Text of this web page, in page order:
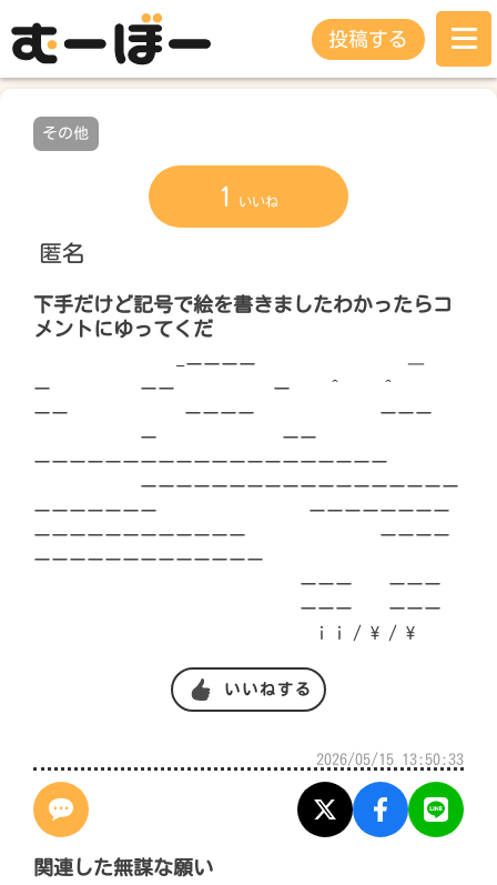
投稿する
その他
1 いいね
匿名
下手だけど記号で絵を書きましたわかったらコ
メントにゆってくだ
−ーーーー ―
ー ーー ー ＾ ＾
ーー ーーーー ーーー
ー ーー
ーーーーーーーーーーーーーーーーーーーー
ーーーーーーーーーーーーーーーーーー
ーーーーーーー ーーーーーーーー
ーーーーーーーーーーーー ーーーー
ーーーーーーーーーーーーー
ーーー ーーー
ーーー ーーー
i i / \ / \
いいねする
2026/05/15 13:50:33
関連した無謀な願い